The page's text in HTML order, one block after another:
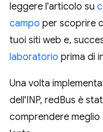
leggere l'articolo su
campo per scoprire
tuoi siti web e,
laboratorio prima di
Una volta
dell'INP, redBus è
comprendere